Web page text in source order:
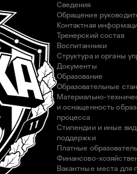
Сведения
Обращение
Контактная
Тренерский состав
Воспитанники
Структура и органы
Документы
Образование
Образовательные
Материально-
и оснащенность
процесса
Стипендии и иные
поддержки
Платные
Финансово-
Вакантные места для